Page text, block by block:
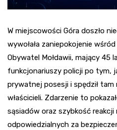
W miejscowości Góra doszło
wywołała zaniepokojenie
Obywatel Mołdawii, mający 45
funkcjonariuszy policji po tym,
prywatnej posesji i spędził
właścicieli. Zdarzenie to
sąsiadów oraz szybkość reakcji
odpowiedzialnych za